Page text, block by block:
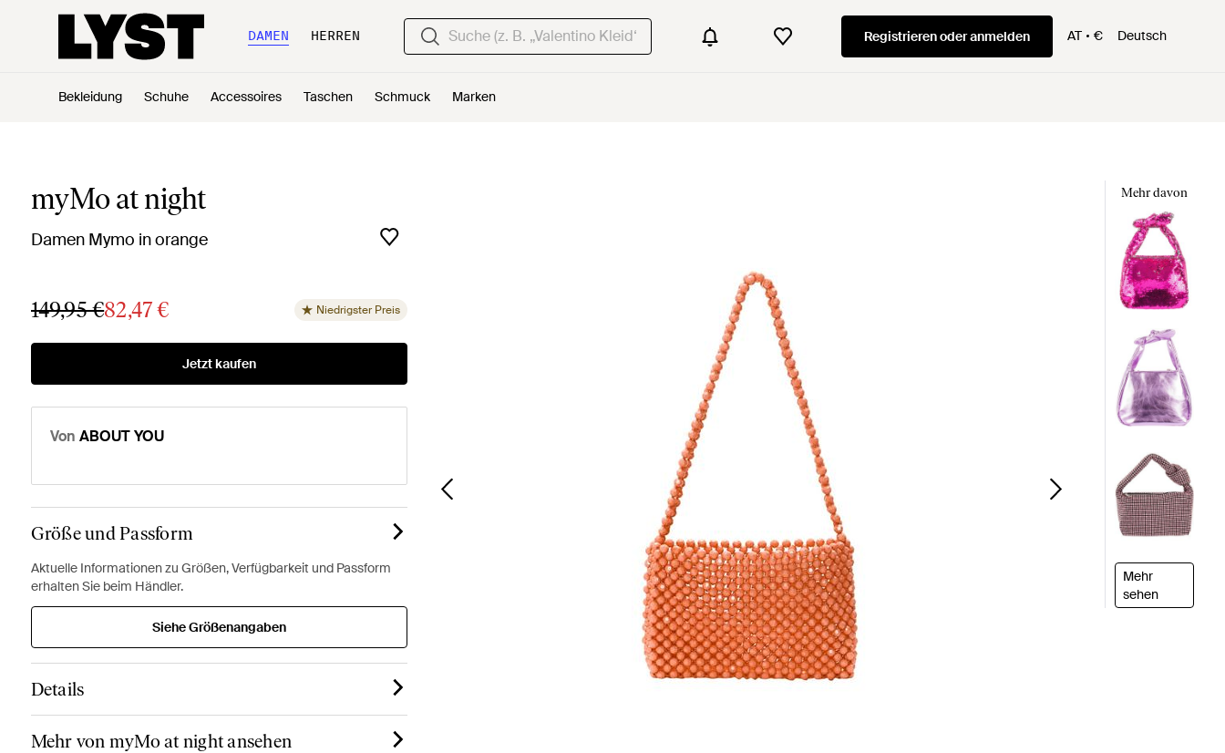
DAMEN HERREN Registrieren oder anmelden AT € Deutsch
Bekleidung Schuhe Accessoires Taschen Schmuck Marken
myMo at night
Damen Mymo in orange
149,95 €82,47 € Niedrigster Preis
Jetzt kaufen
Von ABOUT YOU
Größe und Passform
Aktuelle Informationen zu Größen, Verfügbarkeit und Passform
erhalten Sie beim Händler.
Siehe Größenangaben
Details
Mehr von myMo at night ansehen
Mehr davon
Mehr
sehen